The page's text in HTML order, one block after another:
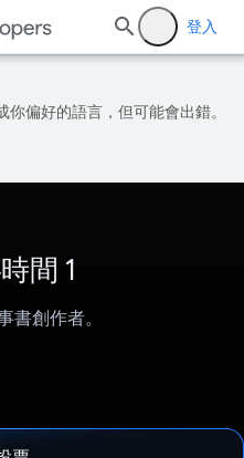
登入
偏好的語言，但可能會出錯。
間 1
書創作者。